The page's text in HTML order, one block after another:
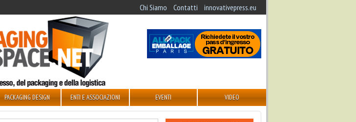
Chi Siamo Contatti innovativepress.eu
PACKAGING DESIGN ENTI E ASSOCIAZIONI EVENTI VIDEO